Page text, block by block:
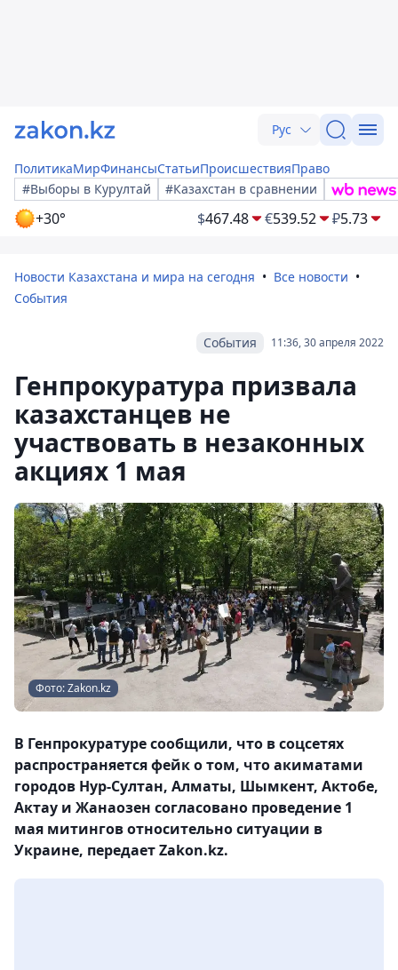
Рус
ПолитикаМирФинансыСтатьиПроисшествияПраво
#Выборы в Курултай
#Казахстан в сравнении
+30° $467.48 €539.52 ₽5.73
Новости Казахстана и мира на сегодня
Все новости
События
11:36, 30 апреля 2022
События
Генпрокуратура призвала
казахстанцев не
участвовать в незаконных
акциях 1 мая
Фото: Zakon.kz
В Генпрокуратуре сообщили, что в соцсетях
распространяется фейк о том, что акиматами
городов Нур-Султан, Алматы, Шымкент, Актобе,
Актау и Жанаозен согласовано проведение 1
мая митингов относительно ситуации в
Украине, передает Zakon.kz.